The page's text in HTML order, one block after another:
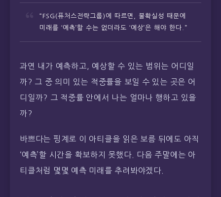
“FSG(퓨처스전략그룹)에 따르면, 불확실성 때문에
미래를 ‘예측’할 수는 없더라도 ‘예상’은 해야 한다.”
과연 내가 예측하고, 예상할 수 있는 범위는 어디일
까? 그 중 의미 있는 적중률을 보일 수 있는 곳은 어
디일까? 그 적중률 안에서 나는 얼마나 행하고 있을
까?
바쁘다는 핑계로 이 아티클을 읽은 보름 뒤에도 아직
‘예측’할 시간을 확보하지 못했다. 다음 주말에는 아
티클처럼 몇몇 예측 미래를 추려봐야겠다.